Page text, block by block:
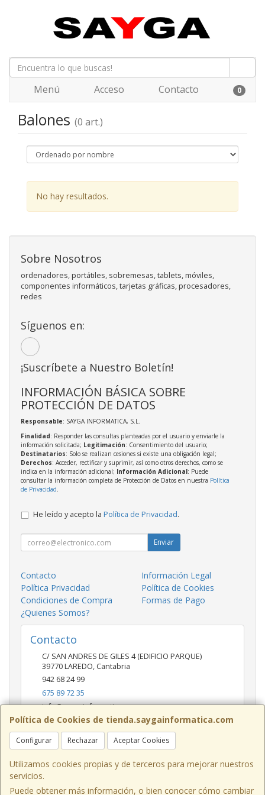
Menú Acceso Contacto 0
Balones (0 art.)
No hay resultados.
Política de Cookies de tienda.saygainformatica.com
Configurar Rechazar Aceptar Cookies
Utilizamos cookies propias y de terceros para mejorar nuestros
servicios.
Puede obtener más información, o bien conocer cómo cambiar
Sobre Nosotros
ordenadores, portátiles, sobremesas, tablets, móviles,
componentes informáticos, tarjetas gráficas, procesadores,
redes
Síguenos en:
¡Suscríbete a Nuestro Boletín!
INFORMACIÓN BÁSICA SOBRE
PROTECCIÓN DE DATOS
Responsable: SAYGA INFORMATICA, S.L.
Finalidad: Responder las consultas planteadas por el usuario y enviarle la
información solicitada; Legitimación: Consentimiento del usuario;
Destinatarios: Solo se realizan cesiones si existe una obligación legal;
Derechos: Acceder, rectificar y suprimir, así como otros derechos, como se
indica en la información adicional; Información Adicional: Puede
consultar la información completa de Protección de Datos en nuestra Política
de Privacidad.
He leído y acepto la Política de Privacidad.
Enviar
Contacto
Información Legal
Política Privacidad
Política de Cookies
Condiciones de Compra
Formas de Pago
¿Quienes Somos?
Contacto
C/ SAN ANDRES DE GILES 4 (EDIFICIO PARQUE)
39770LAREDO, Cantabria
942 68 24 99
675 89 72 35
info@saygainformatica.com
Horario
10-14 / 19:00-20:30